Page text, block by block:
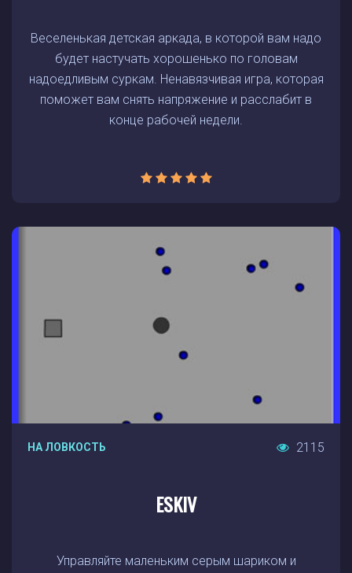
Веселенькая детская аркада, в которой вам надо
будет настучать хорошенько по головам
надоедливым суркам. Ненавязчивая игра, которая
поможет вам снять напряжение и расслабит в
конце рабочей недели.
НА ЛОВКОСТЬ 2115
ESKIV
Управляйте маленьким серым шариком и